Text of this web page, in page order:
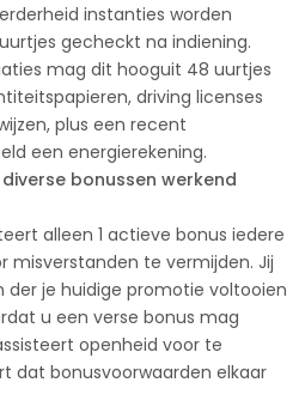
instanties worden
gecheckt na indiening.
mag dit hooguit 48 uurtjes
driving licenses
plus een recent
een energierekening.
bonussen werkend
alleen 1 actieve bonus iedere
te vermijden. Jij
der je huidige promotie voltooien
u een verse bonus mag
openheid voor te
dat bonusvoorwaarden elkaar